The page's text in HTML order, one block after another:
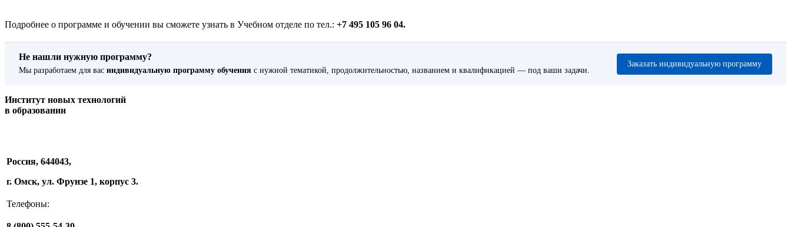
Подробнее о программе и обучении вы сможете узнать в Учебном отделе по тел.: +7 495 105 96 04.
Не нашли нужную программу?
Мы разработаем для вас индивидуальную программу обучения с нужной тематикой, продолжительностью, названием и квалификацией — под ваши задачи.
Заказать индивидуальную программу
Институт новых технологий
в образовании
Россия, 644043,
г. Омск, ул. Фрунзе 1, корпус 3.
Телефоны: